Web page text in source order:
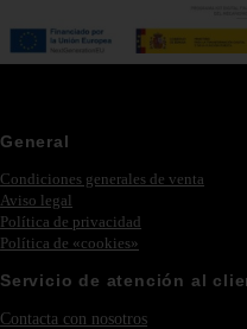
General
Condiciones generales de venta
Aviso legal
Política de privacidad
Política de «cookies»
Servicio de atención al
Contacta con nosotros